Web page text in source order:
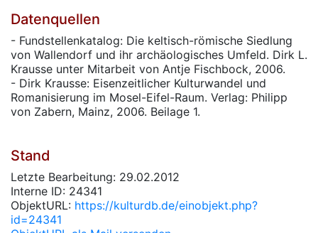
Datenquellen
- Fundstellenkatalog: Die keltisch-römische Siedlung
von Wallendorf und ihr archäologisches Umfeld. Dirk L.
Krausse unter Mitarbeit von Antje Fischbock, 2006.
- Dirk Krausse: Eisenzeitlicher Kulturwandel und
Romanisierung im Mosel-Eifel-Raum. Verlag: Philipp
von Zabern, Mainz, 2006. Beilage 1.
Stand
Letzte Bearbeitung: 29.02.2012
Interne ID: 24341
ObjektURL: https://kulturdb.de/einobjekt.php?
id=24341